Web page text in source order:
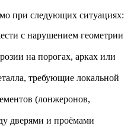
при следующих ситуациях:
с нарушением геометрии
на порогах, арках или
требующие локальной
(лонжеронов,
дверями и проёмами